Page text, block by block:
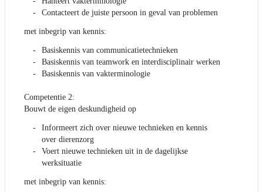
Contacteert de juiste persoon in geval van problemen
met inbegrip van kennis:
Basiskennis van communicatietechnieken
Basiskennis van teamwork en interdisciplinair werken
Basiskennis van vakterminologie
Competentie 2:
Bouwt de eigen deskundigheid op
Informeert zich over nieuwe technieken en kennis
over dierenzorg
Voert nieuwe technieken uit in de dagelijkse
werksituatie
met inbegrip van kennis: